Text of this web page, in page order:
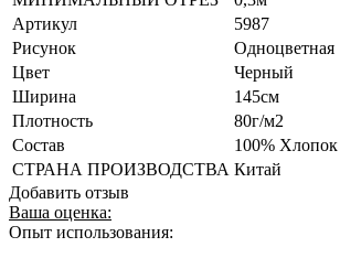
Артикул
5987
Рисунок
Одноцветная
Цвет
Черный
Ширина
145см
Плотность
80г/м2
Состав
100% Хлопок
СТРАНА ПРОИЗВОДСТВА Китай
Добавить отзыв
Ваша оценка:
Опыт использования: